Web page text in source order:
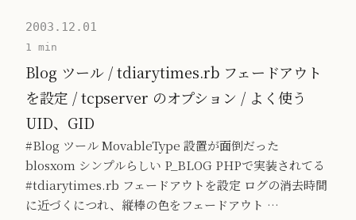
2003.12.01
1 min
Blog ツール / tdiarytimes.rb フェードアウト
を設定 / tcpserver のオプション / よく使う
UID、GID
#Blog ツール MovableType 設置が面倒だった
blosxom シンプルらしい P_BLOG PHPで実装されてる
#tdiarytimes.rb フェードアウトを設定 ログの消去時間
に近づくにつれ、縦棒の色をフェードアウト …